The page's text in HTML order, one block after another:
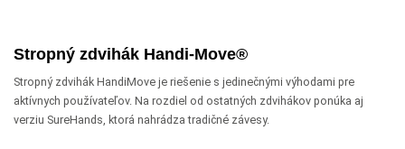
Stropný zdvihák Handi-Move®
Stropný zdvihák HandiMove je riešenie s jedinečnými výhodami pre
aktívnych používateľov. Na rozdiel od ostatných zdvihákov ponúka aj
verziu SureHands, ktorá nahrádza tradičné závesy.